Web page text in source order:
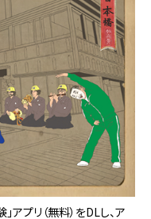
プリ（無料）をDLし、ア